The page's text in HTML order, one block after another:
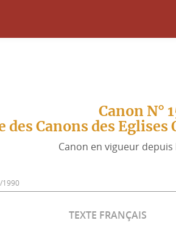
Canon N°
des Canons des
Canon en vigueur depuis
1990
TEXTE FRANÇAIS